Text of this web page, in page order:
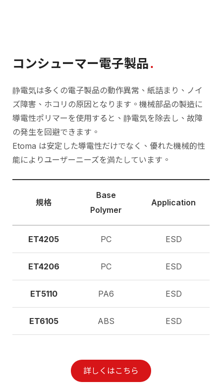
コンシューマー電子製品
静電気は多くの電子製品の動作異常、紙詰まり、ノイ
ズ障害、ホコリの原因となります。機械部品の製造に
導電性ポリマーを使用すると、静電気を除去し、故障
の発生を回避できます。
Etoma は安定した導電性だけでなく、優れた機械的性
能によりユーザーニーズを満たしています。
規格
Base
Polymer
Application
ET4205 PC ESD
ET4206 PC ESD
ET5110 PA6 ESD
ET6105 ABS ESD
詳しくはこちら